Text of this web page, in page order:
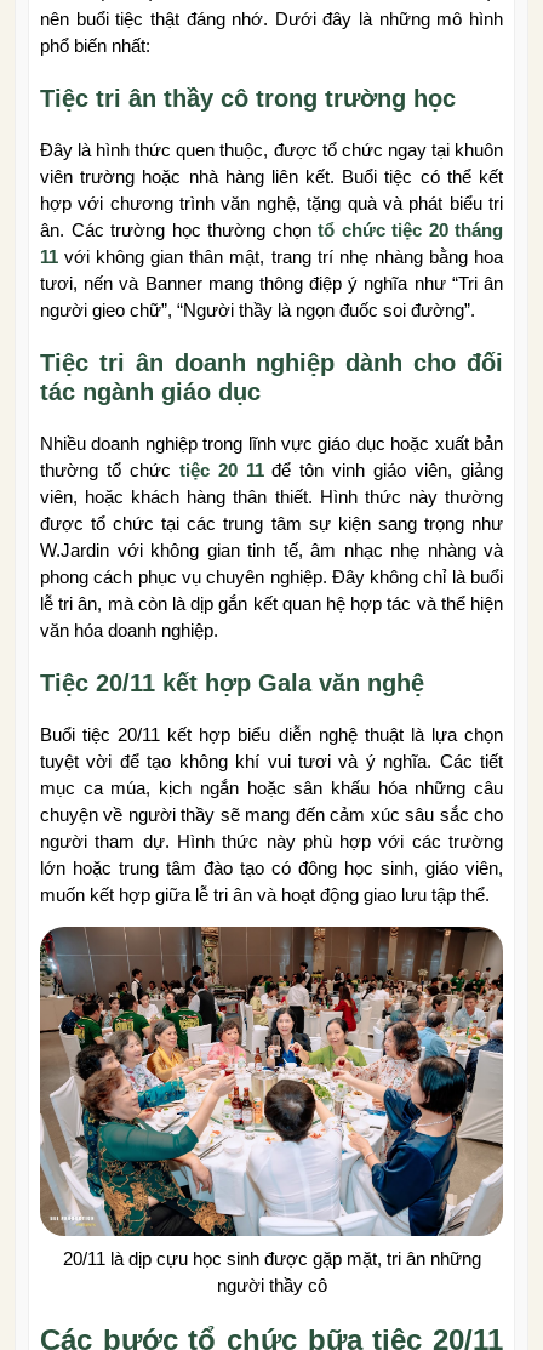
nên buổi tiệc thật đáng nhớ. Dưới đây là những mô hình
phổ biến nhất:
Tiệc tri ân thầy cô trong trường học
Đây là hình thức quen thuộc, được tổ chức ngay tại khuôn
viên trường hoặc nhà hàng liên kết. Buổi tiệc có thể kết
hợp với chương trình văn nghệ, tặng quà và phát biểu tri
ân. Các trường học thường chọn tổ chức tiệc 20 tháng
11 với không gian thân mật, trang trí nhẹ nhàng bằng hoa
tươi, nến và Banner mang thông điệp ý nghĩa như “Tri ân
người gieo chữ”, “Người thầy là ngọn đuốc soi đường”.
Tiệc tri ân doanh nghiệp dành cho đối
tác ngành giáo dục
Nhiều doanh nghiệp trong lĩnh vực giáo dục hoặc xuất bản
thường tổ chức tiệc 20 11để tôn vinh giáo viên, giảng
viên, hoặc khách hàng thân thiết. Hình thức này thường
được tổ chức tại các trung tâm sự kiện sang trọng như
W.Jardin với không gian tinh tế, âm nhạc nhẹ nhàng và
phong cách phục vụ chuyên nghiệp. Đây không chỉ là buổi
lễ tri ân, mà còn là dịp gắn kết quan hệ hợp tác và thể hiện
văn hóa doanh nghiệp.
Tiệc 20/11 kết hợp Gala văn nghệ
Buổi tiệc 20/11 kết hợp biểu diễn nghệ thuật là lựa chọn
tuyệt vời để tạo không khí vui tươi và ý nghĩa. Các tiết
mục ca múa, kịch ngắn hoặc sân khấu hóa những câu
chuyện về người thầy sẽ mang đến cảm xúc sâu sắc cho
người tham dự. Hình thức này phù hợp với các trường
lớn hoặc trung tâm đào tạo có đông học sinh, giáo viên,
muốn kết hợp giữa lễ tri ân và hoạt động giao lưu tập thể.
20/11 là dịp cựu học sinh được gặp mặt, tri ân những
người thầy cô
Các bước tổ chức bữa tiệc 20/11